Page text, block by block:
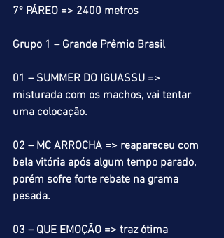
7º PÁREO => 2400 metros
Grupo 1 – Grande Prêmio Brasil
01 – SUMMER DO IGUASSU =>
misturada com os machos, vai tentar
uma colocação.
02 – MC ARROCHA => reapareceu com
bela vitória após algum tempo parado,
porém sofre forte rebate na grama
pesada.
03 – QUE EMOÇÃO => traz ótima